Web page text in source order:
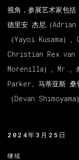
视角，参展艺术家包
德里安·杰尼（
（Yayoi Kusama）
Christian Rex van
Morenilla）、Mr.、
Parker、马蒂亚斯·
（Devan
2024年3月25日
继续